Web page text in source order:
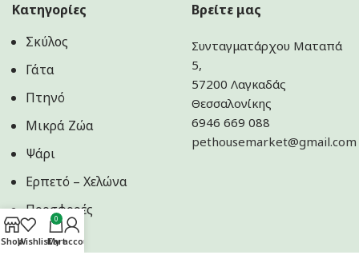
Κατηγορίες
Σκύλος
Γάτα
Πτηνό
Μικρά Ζώα
Ψάρι
Ερπετό – Χελώνα
Προσφορές
Βρείτε μας
Συνταγματάρχου Ματαπά
5,
57200 Λαγκαδάς
Θεσσαλονίκης
6946 669 088
pethousemarket@gmail.com
ShopWishlist
0
Cart
My account